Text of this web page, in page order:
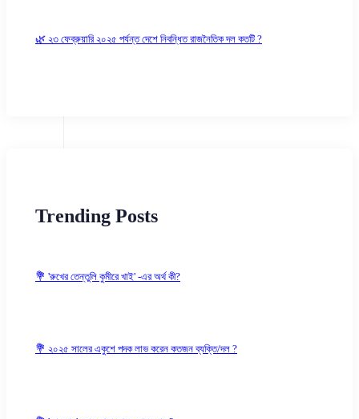
🌿 ২৩ ফেব্রুয়ারি ২০২৫ পর্যন্ত দেশে নিবন্ধিত রাজনৈতিক দল কতটি ?
Trending Posts
💐 'রুখের তেন্তুলি কুমীরে খাই' -এর অর্থ কী?
💐 ২০২৫ সালের একুশে পদক লাভ করেন কতজন ব্যক্তি/দল ?